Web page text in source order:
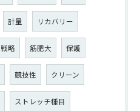
計量 リカバリー
戦略 筋肥大 保護
競技性 クリーン
ストレッチ種目